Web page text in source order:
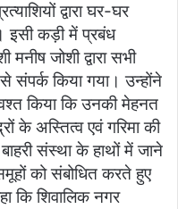
द्वारा घर-घर
इसी कड़ी में प्रबंध
जोशी द्वारा सभी
किया गया। उन्होंने
किया कि उनकी मेहनत
के अस्तित्व एवं गरिमा की
संस्था के हाथों में जाने
को संबोधित करते हुए
कि शिवालिक नगर